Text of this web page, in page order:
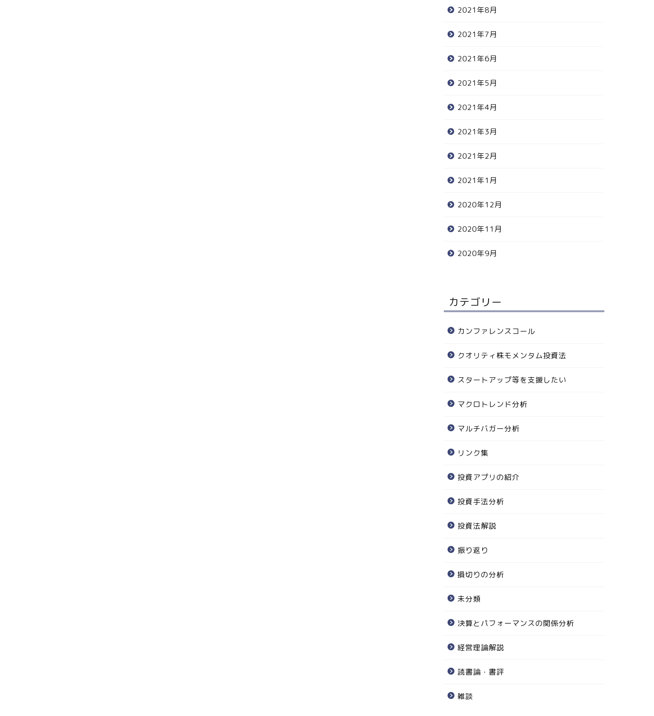
2021年8月
2021年7月
2021年6月
2021年5月
2021年4月
2021年3月
2021年2月
2021年1月
2020年12月
2020年11月
2020年9月
カテゴリー
カンファレンスコール
クオリティ株モメンタム投資法
スタートアップ等を支援したい
マクロトレンド分析
マルチバガー分析
リンク集
投資アプリの紹介
投資手法分析
投資法解説
振り返り
損切りの分析
未分類
決算とパフォーマンスの関係分析
経営理論解説
読書論・書評
雑談